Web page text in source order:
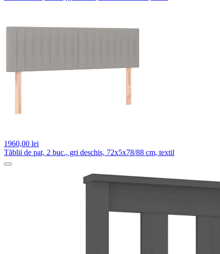
1960,00 lei
Tăblii de pat, 2 buc., gri deschis, 72x5x78/88 cm, textil